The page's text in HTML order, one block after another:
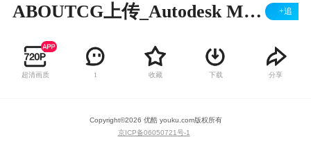
ABOUTCG上传_Autodesk Maya 2015- ShaderFX +追
超清画质 1 收藏 下载 分享
Copyright©2026 优酷 youku.com版权所有
京ICP备06050721号-1